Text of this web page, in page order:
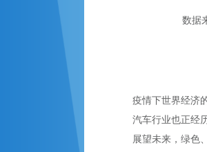
数据
疫情下世界经济
汽车行业也正经
展望未来，绿色